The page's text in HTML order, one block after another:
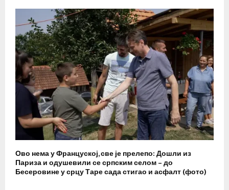
Ово нема у Француској, све је прелепо: Дошли из
Париза и одушевили се српским селом – до
Бесеровине у срцу Таре сада стигао и асфалт (фото)